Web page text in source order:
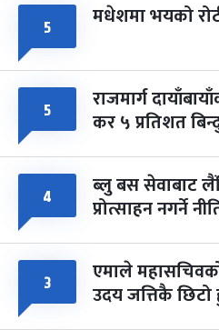
५ मधेशमा भयको
५ राजमार्ग
कर ५ प्रतिशत
४ ब्लु बस सेवाबाट
प्रोत्साहन नगर्ने
३ एमाले
उदय जत्तिकै छिटो